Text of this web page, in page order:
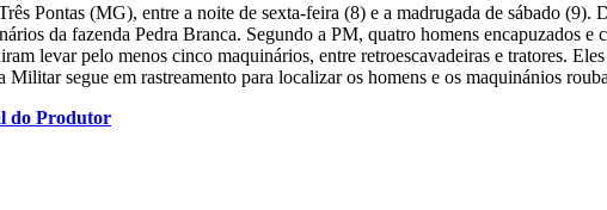
Pontas (MG), entre a noite de sexta-feira (8) e a madrugada de sábado
da fazenda Pedra Branca. Segundo a PM, quatro homens encapuzados
levar pelo menos cinco maquinários, entre retroescavadeiras e tratores.
segue em rastreamento para localizar os homens e os maquinánios
do Produtor